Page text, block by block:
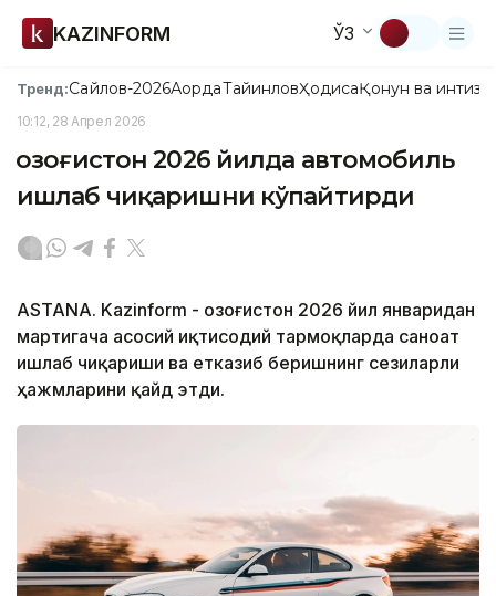
KAZINFORM ЎЗ
Тренд:Сайлов-2026АқордаТайинловҲодисаҚонун ва
10:12, 28 Апрел 2026
Қозоғистон 2026 йилда автомобиль
ишлаб чиқаришни кўпайтирди
ASTANA. Kazinform - Қозоғистон 2026 йил январидан
мартигача асосий иқтисодий тармоқларда саноат
ишлаб чиқариши ва етказиб беришнинг сезиларли
ҳажмларини қайд этди.